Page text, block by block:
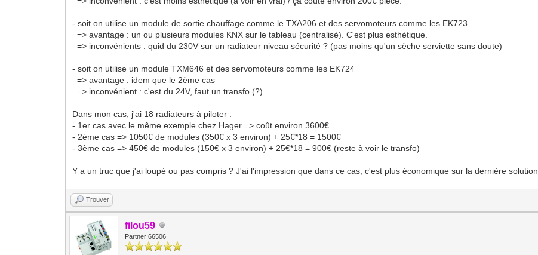
- soit on utilise un module de sortie chauffage comme le TXA206 et des servomoteurs comme les EK723
=> avantage : un ou plusieurs modules KNX sur le tableau (centralisé). C'est plus esthétique.
=> inconvénients : quid du 230V sur un radiateur niveau sécurité ? (pas moins qu'un sèche serviette sans doute)
- soit on utilise un module TXM646 et des servomoteurs comme les EK724
=> avantage : idem que le 2ème cas
=> inconvénient : c'est du 24V, faut un transfo (?)
Dans mon cas, j'ai 18 radiateurs à piloter :
- 1er cas avec le même exemple chez Hager => coût environ 3600€
- 2ème cas => 1050€ de modules (350€ x 3 environ) + 25€*18 = 1500€
- 3ème cas => 450€ de modules (150€ x 3 environ) + 25€*18 = 900€ (reste à voir le transfo)
Y a un truc que j'ai loupé ou pas compris ? J'ai l'impression que dans ce cas, c'est plus économique sur la dernière solution.
Trouver
filou59
Partner 66506